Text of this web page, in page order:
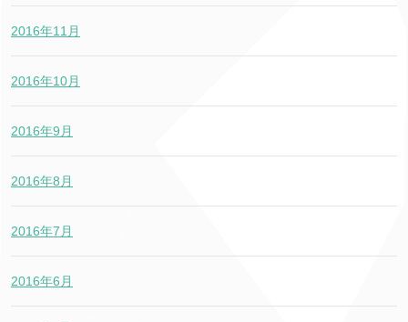
2016年11月
2016年10月
2016年9月
2016年8月
2016年7月
2016年6月